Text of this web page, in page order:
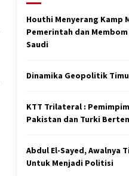
Houthi Menyerang Kamp
Pemerintah dan
Saudi
Dinamika Geopolitik
KTT Trilateral :
Pakistan dan Turki
Abdul El-Sayed, Awalnya
Untuk Menjadi Politisi